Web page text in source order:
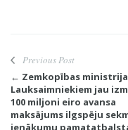
Previous Post
← Zemkopības
Lauksaimniekiem jau
100 miljoni eiro avansa
maksājums ilgspēju
ienākumu